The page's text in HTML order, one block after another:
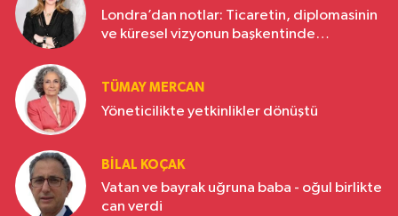
Londra’dan notlar: Ticaretin, diplomasinin
ve küresel vizyonun başkentinde
TÜMAY MERCAN
Yöneticilikte yetkinlikler dönüştü
BILAL KOÇAK
Vatan ve bayrak uğruna baba - oğul birlikte
can verdi